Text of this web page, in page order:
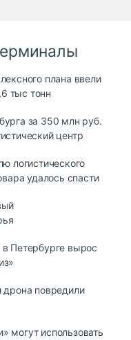
плана ввели
тыс тонн
за 350 млн руб.
центр
логистического
удалось спасти
Петербурге вырос
дрона повредили
могут использовать